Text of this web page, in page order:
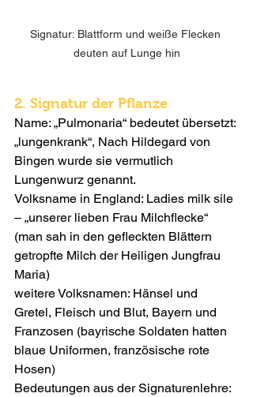
Signatur: Blattform und weiße Flecken
deuten auf Lunge hin
2. Signatur der Pflanze
Name: „Pulmonaria“ bedeutet übersetzt:
„lungenkrank“, Nach Hildegard von
Bingen wurde sie vermutlich
Lungenwurz genannt.
Volksname in England: Ladies milk sile
– „unserer lieben Frau Milchflecke“
(man sah in den gefleckten Blättern
getropfte Milch der Heiligen Jungfrau
Maria)
weitere Volksnamen: Hänsel und
Gretel, Fleisch und Blut, Bayern und
Franzosen (bayrische Soldaten hatten
blaue Uniformen, französische rote
Hosen)
Bedeutungen aus der Signaturenlehre: